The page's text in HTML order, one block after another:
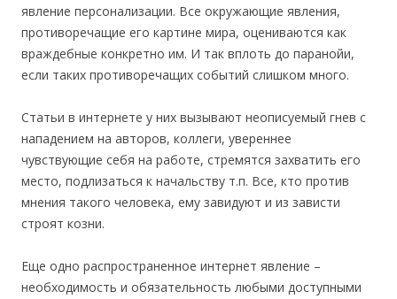
явление персонализации. Все окружающие явления,
противоречащие его картине мира, оцениваются как
враждебные конкретно им. И так вплоть до паранойи,
если таких противоречащих событий слишком много.
Статьи в интернете у них вызывают неописуемый гнев с
нападением на авторов, коллеги, увереннее
чувствующие себя на работе, стремятся захватить его
место, подлизаться к начальству т.п. Все, кто против
мнения такого человека, ему завидуют и из зависти
строят козни.
Еще одно распространенное интернет явление –
необходимость и обязательность любыми доступными